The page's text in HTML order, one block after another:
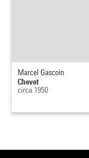
Marcel Gascoin
Chevet
circa 1950